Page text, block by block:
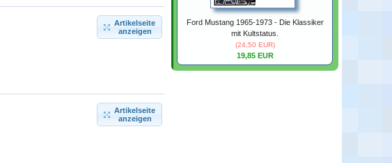
Artikelseite
anzeigen
Artikelseite
anzeigen
Ford Mustang 1965-1973 - Die Klassiker
mit Kultstatus.
(24,50 EUR)
19,85 EUR